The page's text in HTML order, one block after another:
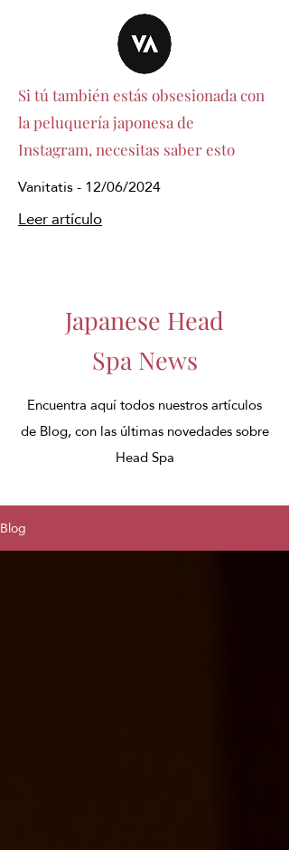
Si tú también estás obsesionada con
la peluquería japonesa de
Instagram, necesitas saber esto
Vanitatis - 12/06/2024
Leer artículo
Japanese Head
Spa News
Encuentra aquí todos nuestros artículos
de Blog, con las últimas novedades sobre
Head Spa
Blog